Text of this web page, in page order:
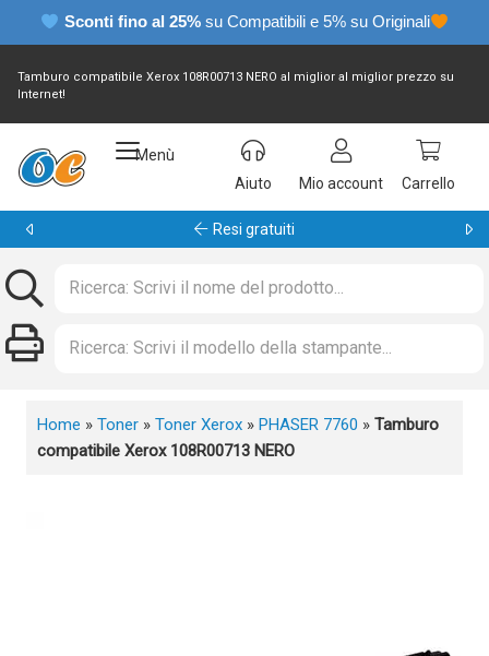
Sconti fino al 25% su Compatibili e 5% su Originali
Tamburo compatibile Xerox 108R00713 NERO al miglior al miglior prezzo su
Internet!
Menù
Aiuto
Mio account Carrello
Garanzia 24 mesi
Home » Toner » Toner Xerox » PHASER 7760 » Tamburo
compatibile Xerox 108R00713 NERO